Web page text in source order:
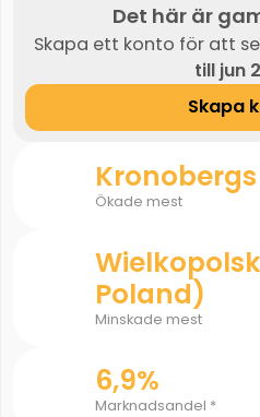
Det här är
Skapa ett konto för att
till jun
Skapa
Ökade mest
Poland)
Minskade mest
6,9%
Marknadsandel *